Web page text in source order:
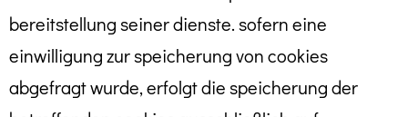
bereitstellung seiner dienste. sofern eine
einwilligung zur speicherung von cookies
abgefragt wurde, erfolgt die speicherung der